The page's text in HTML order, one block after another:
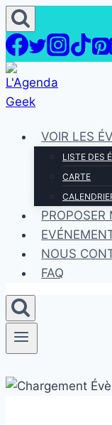
Aller
au
contenu
VOIR LES
LISTE DES
CARTE
PROPOSER
NOUS
FAQ